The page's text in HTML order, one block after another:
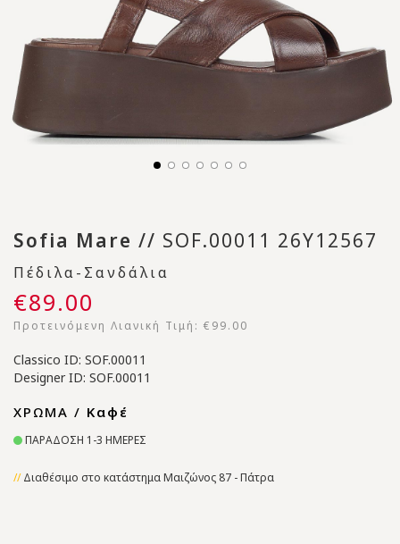
Sofia Mare // SOF.00011 26Y12567
Πέδιλα-Σανδάλια
€89.00
Προτεινόμενη Λιανική Τιμή: €99.00
Classico ID: SOF.00011
Designer ID: SOF.00011
ΧΡΩΜΑ / Καφέ
ΠΑΡΑΔΟΣΗ 1-3 ΗΜΕΡΕΣ
Διαθέσιμο στο κατάστημα Μαιζώνος 87 - Πάτρα